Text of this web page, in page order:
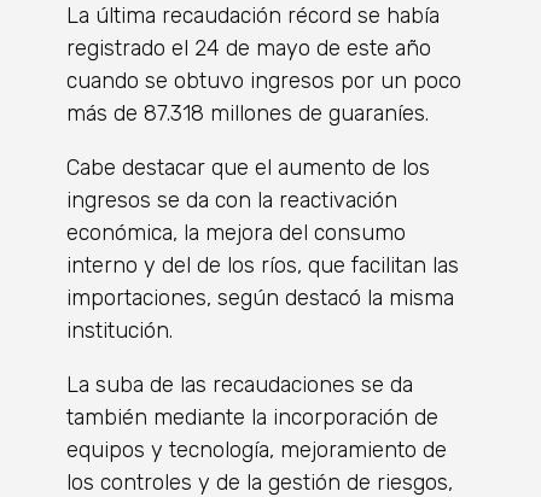
La última recaudación récord se había
registrado el 24 de mayo de este año
cuando se obtuvo ingresos por un poco
más de 87.318 millones de guaraníes.
Cabe destacar que el aumento de los
ingresos se da con la reactivación
económica, la mejora del consumo
interno y del de los ríos, que facilitan las
importaciones, según destacó la misma
institución.
La suba de las recaudaciones se da
también mediante la incorporación de
equipos y tecnología, mejoramiento de
los controles y de la gestión de riesgos,